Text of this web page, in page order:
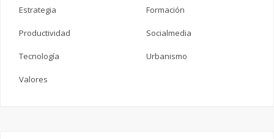
Estrategia Formación
Productividad Socialmedia
Tecnología Urbanismo
Valores